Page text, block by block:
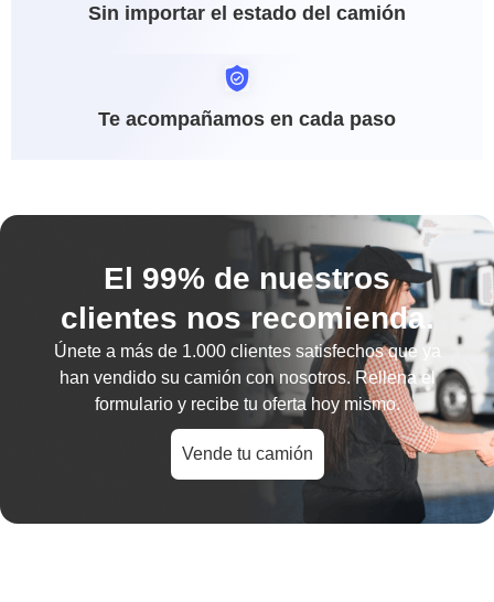
Sin importar el estado del camión
Te acompañamos en cada paso
El 99% de nuestros
clientes nos recomienda.
Únete a más de 1.000 clientes satisfechosque ya
han vendido su camión con nosotros. Rellena el
formulario y recibe tu oferta hoy mismo.
Vende tu camión